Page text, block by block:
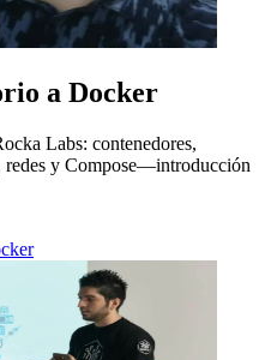
a Docker
Labs: contenedores,
redes y Compose—introducción